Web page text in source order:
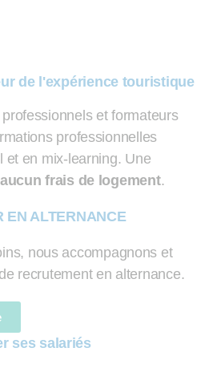
de l'expérience touristique
et formateurs
professionnelles
et en mix-learning. Une
frais de logement.
EN ALTERNANCE
nous accompagnons et
recrutement en alternance.
ses salariés